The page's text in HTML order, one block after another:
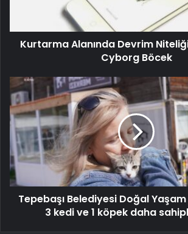
Kurtarma Alanında Devrim
Cyborg Böcek
Tepebaşı Belediyesi Doğal
3 kedi ve 1 köpek daha